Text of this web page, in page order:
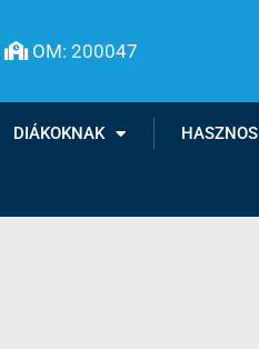
OM: 200047
DIÁKOKNAK HASZNOS